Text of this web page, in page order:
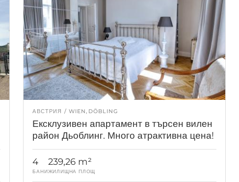
АВСТРИЯ WIEN,DÖBLING
Ексклузивен апартамент в търсен вилен
район Дьоблинг. Много атрактивна цена!
4
БАНИ
239,26 m²
ЖИЛИЩНА ПЛОЩ